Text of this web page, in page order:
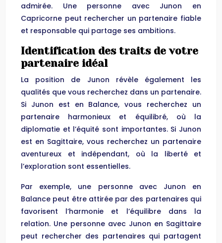
admirée. Une personne avec Junon en
Capricorne peut rechercher un partenaire fiable
et responsable qui partage ses ambitions.
Identification des traits de votre
partenaire idéal
La position de Junon révèle également les
qualités que vous recherchez dans un partenaire.
Si Junon est en Balance, vous recherchez un
partenaire harmonieux et équilibré, où la
diplomatie et l’équité sont importantes. Si Junon
est en Sagittaire, vous recherchez un partenaire
aventureux et indépendant, où la liberté et
l’exploration sont essentielles.
Par exemple, une personne avec Junon en
Balance peut être attirée par des partenaires qui
favorisent l’harmonie et l’équilibre dans la
relation. Une personne avec Junon en Sagittaire
peut rechercher des partenaires qui partagent